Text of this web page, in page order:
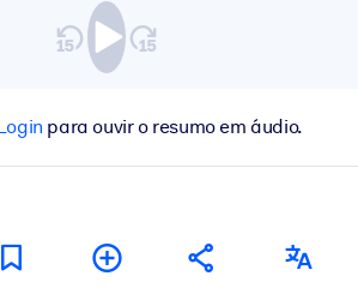
para ouvir o resumo em áudio.